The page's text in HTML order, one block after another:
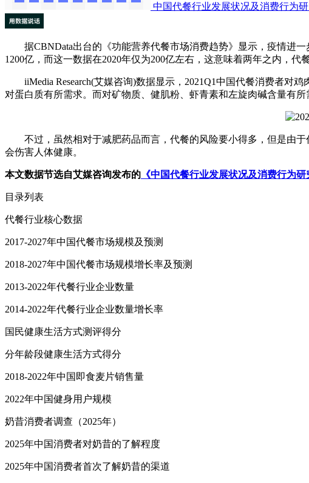
中国代餐行业发展状况及消费行为
据CBNData出台的《功能营养代餐市场消费趋势》显示，疫情进一
1200亿，而这一数据在2020年仅为200亿左右，这意味着两年之内，代
iiMedia Research(艾媒咨询)数据显示，2021Q1中国代餐消费者对鸡
对蛋白质有所需求。而对矿物质、健肌粉、虾青素和左旋肉碱含量有所
不过，虽然相对于减肥药品而言，代餐的风险要小得多，但是由于
会伤害人体健康。
本文数据节选自艾媒咨询发布的 《中国代餐行业发展状况及消费行为研
目录列表
代餐行业核心数据
2017-2027年中国代餐市场规模及预测
2018-2027年中国代餐市场规模增长率及预测
2013-2022年代餐行业企业数量
2014-2022年代餐行业企业数量增长率
国民健康生活方式测评得分
分年龄段健康生活方式得分
2018-2022年中国即食麦片销售量
2022年中国健身用户规模
奶昔消费者调查（2025年）
2025年中国消费者对奶昔的了解程度
2025年中国消费者首次了解奶昔的渠道